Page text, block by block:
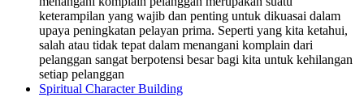
keterampilan yang wajib dan penting untuk dikuasai dalam
upaya peningkatan pelayan prima. Seperti yang kita ketahui,
salah atau tidak tepat dalam menangani komplain dari
pelanggan sangat berpotensi besar bagi kita untuk kehilangan
setiap pelanggan
Spiritual Character Building